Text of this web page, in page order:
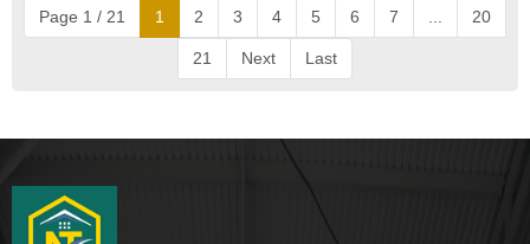
Page 1 / 21 1 2 3 4 5 6 7 20
21 Next Last